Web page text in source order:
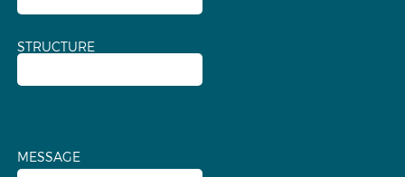
STRUCTURE
MESSAGE